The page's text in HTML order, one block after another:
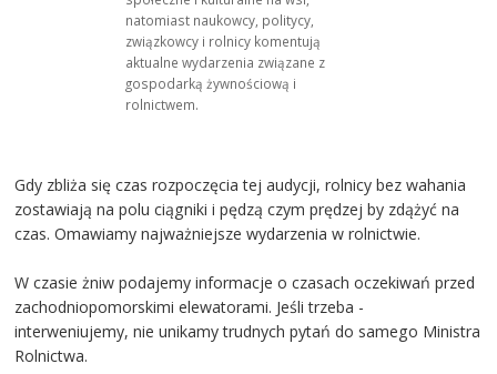
natomiast naukowcy, politycy,
związkowcy i rolnicy komentują
aktualne wydarzenia związane z
gospodarką żywnościową i
rolnictwem.
Gdy zbliża się czas rozpoczęcia tej audycji, rolnicy bez wahania
zostawiają na polu ciągniki i pędzą czym prędzej by zdążyć na
czas. Omawiamy najważniejsze wydarzenia w rolnictwie.
W czasie żniw podajemy informacje o czasach oczekiwań przed
zachodniopomorskimi elewatorami. Jeśli trzeba -
interweniujemy, nie unikamy trudnych pytań do samego Ministra
Rolnictwa.